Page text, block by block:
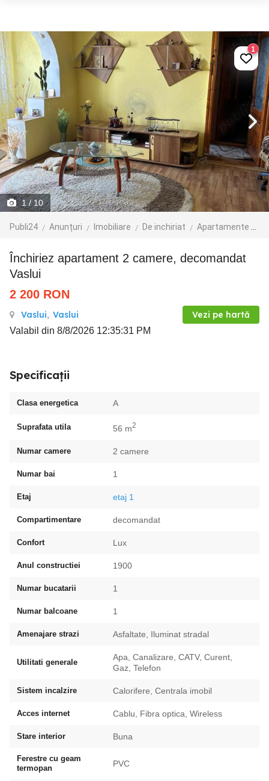
1/ 10
Publi24 Anunțuri Imobiliare De inchiriat Apartamente de inchiriat
1
Închiriez apartament 2 camere, decomandat
Vaslui
2 200 RON
Vaslui, Vaslui Vezi pe hartă
Valabil din 8/8/2026 12:35:31 PM
Specificații
Clasa energetica A
Suprafata utila 56 m2
Numar camere 2 camere
Numar bai 1
Etaj etaj 1
Compartimentare decomandat
Confort Lux
Anul constructiei 1900
Numar bucatarii 1
Numar balcoane 1
Amenajare strazi Asfaltate, Iluminat stradal
Utilitati generale
Apa, Canalizare, CATV, Curent,
Gaz, Telefon
Sistem incalzire Calorifere, Centrala imobil
Acces internet Cablu, Fibra optica, Wireless
Stare interior Buna
Ferestre cu geam
termopan
PVC